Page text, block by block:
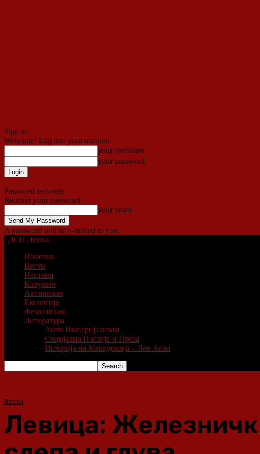
Sign in
Welcome! Log into your account
your username
your password
Password recovery
Recover your password
your email
A password will be e-mailed to you.
ДСП Ленка
Почетна
Вести
Настани
Колумни
Активизам
Екологија
Феминизам
Литература
Анти Империјализам
Социјална Поезија и Проза
Историја на Македонија – Лев Агол
Вести
Левица: